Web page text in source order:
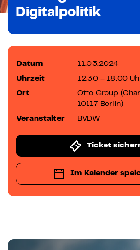
Digitalpolitik
Datum 11.03.2024
Uhrzeit 12:30 – 18:00
Ort
Otto Group
10117 Berlin)
Veranstalter BVDW
Ticket
Im Kalender